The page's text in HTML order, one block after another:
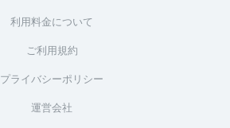
利用料金について
ご利用規約
プライバシーポリシー
運営会社